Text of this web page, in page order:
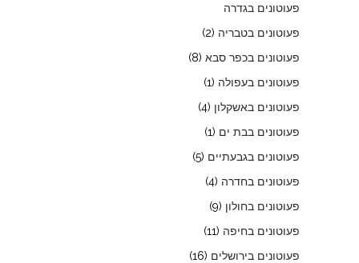
פעוטונים בגדרה
פעוטונים בטבריה (2)
פעוטונים בכפר סבא (8)
פעוטונים בעפולה (1)
פעוטונים באשקלון (4)
פעוטונים בבת ים (1)
פעוטונים בגבעתיים (5)
פעוטונים בחדרה (4)
פעוטונים בחולון (9)
פעוטונים בחיפה (11)
פעוטונים בירושלים (16)